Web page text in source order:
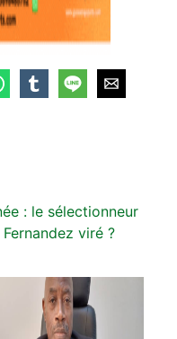
: le sélectionneur
Fernandez viré ?